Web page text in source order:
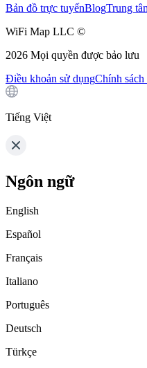
Bản đồ trực tuyếnBlogTrung
WiFi Map LLC ©
2026 Mọi quyền được bảo lưu
Điều khoản sử dụngChính sách
Tiếng Việt
Ngôn ngữ
English
Español
Français
Italiano
Português
Deutsch
Türkçe